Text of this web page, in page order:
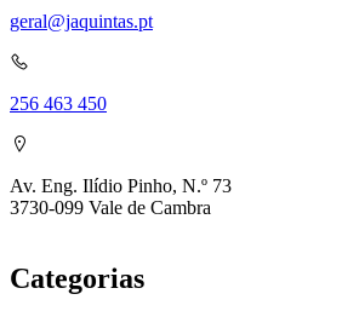
geral@jaquintas.pt
256 463 450
Av. Eng. Ilídio Pinho, N.º 73
3730-099 Vale de Cambra
Categorias